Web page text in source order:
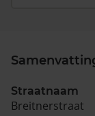
Straatnaam
Breitnerstraat